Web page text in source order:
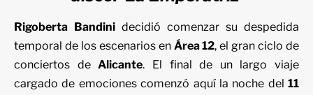
Rigoberta Bandini decidió comenzar su despedida
temporal de los escenarios en Área 12, el gran ciclo de
conciertos deAlicante. El final de un largo viaje
cargado de emociones comenzó aquí la noche del 11